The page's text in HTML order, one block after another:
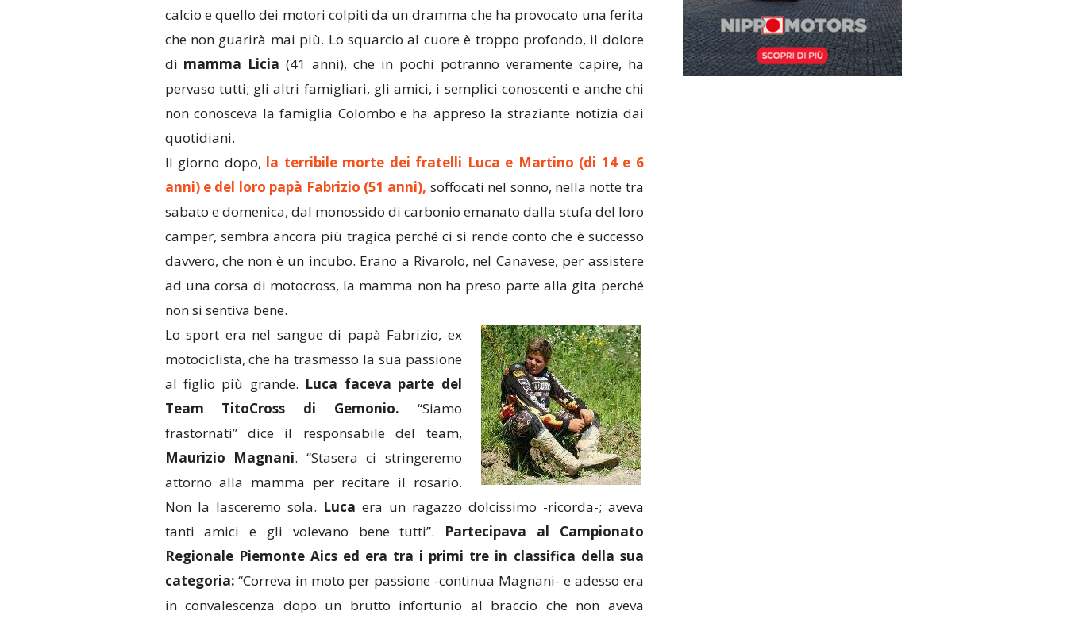
calcio e quello dei motori colpiti da un dramma che ha provocato una ferita
che non guarirà mai più. Lo squarcio al cuore è troppo profondo, il dolore
di mamma Licia (41 anni), che in pochi potranno veramente capire, ha
pervaso tutti; gli altri famigliari, gli amici, i semplici conoscenti e anche chi
non conosceva la famiglia Colombo e ha appreso la straziante notizia dai
quotidiani.
Il giorno dopo, la terribile morte dei fratelli Luca e Martino (di 14 e 6
anni) e del loro papà Fabrizio (51 anni), soffocati nel sonno, nella notte tra
sabato e domenica, dal monossido di carbonio emanato dalla stufa del loro
camper, sembra ancora più tragica perché ci si rende conto che è successo
davvero, che non è un incubo. Erano a Rivarolo, nel Canavese, per assistere
ad una corsa di motocross, la mamma non ha preso parte alla gita perché
non si sentiva bene.
Lo sport era nel sangue di papà Fabrizio, ex
motociclista, che ha trasmesso la sua passione
al figlio più grande. Luca faceva parte del
Team TitoCross di Gemonio. “Siamo
frastornati” dice il responsabile del team,
Maurizio Magnani. “Stasera ci stringeremo
attorno alla mamma per recitare il rosario.
Non la lasceremo sola. Luca era un ragazzo dolcissimo -ricorda-; aveva
tanti amici e gli volevano bene tutti”. Partecipava al Campionato
Regionale Piemonte Aics ed era tra i primi tre in classifica della sua
categoria: “Correva in moto per passione -continua Magnani- e adesso era
in convalescenza dopo un brutto infortunio al braccio che non aveva